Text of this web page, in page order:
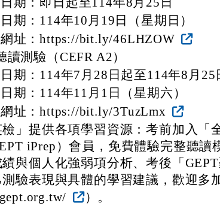
期：114年10月19日（星期日）
址：https://bit.ly/46LHZOW
讀測驗（CEFR A2）
期：114年7月28日起至114年8月25
期：114年11月1日（星期六）
址：https://bit.ly/3TuzLmx
檢」提供各項學習資源：考前加入「
iPrep）會員，免費體驗完整聽讀
與個人化強弱項分析、考後「
驗表現與具體的學習建議，歡迎多
）。